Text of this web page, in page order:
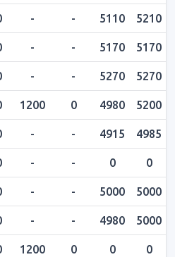
- - 5110 5210
- - 5170 5170
- - 5270 5270
1200 0 4980 5200
- - 4915 4985
- - 0 0
- - 5000 5000
- - 4980 5000
1200 0 0 0